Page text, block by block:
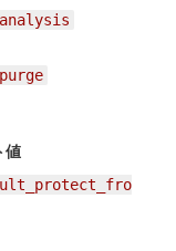
値